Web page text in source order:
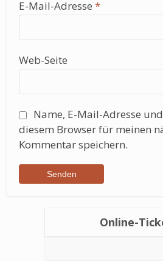
E-Mail-Adresse*
Web-Seite
Name, E-Mail-Adresse
diesem Browser für meinen
Kommentar speichern.
Online-